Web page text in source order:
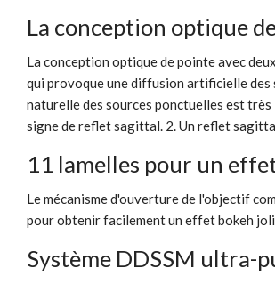
La conception optique
La conception optique de pointe avec
qui provoque une diffusion artificielle des
naturelle des sources ponctuelles est
signe de reflet sagittal. 2. Un reflet
11 lamelles pour un
Le mécanisme d'ouverture de l'objectif
pour obtenir facilement un effet bokeh
Système DDSSM ultra-